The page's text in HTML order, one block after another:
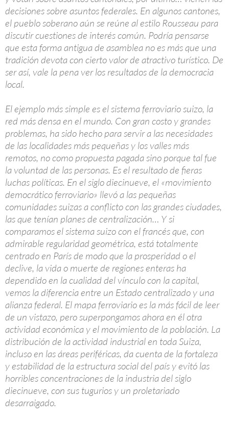
decisiones sobre asuntos federales. En algunos cantones,
el pueblo soberano aún se reúne al estilo Rousseau para
discutir cuestiones de interés común. Podría pensarse
que esta forma antigua de asamblea no es más que una
tradición devota con cierto valor de atractivo turístico. De
ser así, vale la pena ver los resultados de la democracia
local.
El ejemplo más simple es el sistema ferroviario suizo, la
red más densa en el mundo. Con gran costo y grandes
problemas, ha sido hecho para servir a las necesidades
de las localidades más pequeñas y los valles más
remotos, no como propuesta pagada sino porque tal fue
la voluntad de las personas. Es el resultado de fieras
luchas políticas. En el siglo diecinueve, el «movimiento
democrático ferroviario» llevó a las pequeñas
comunidades suizas a conflicto con las grandes ciudades,
las que tenían planes de centralización… Y si
comparamos el sistema suizo con el francés que, con
admirable regularidad geométrica, está totalmente
centrado en París de modo que la prosperidad o el
declive, la vida o muerte de regiones enteras ha
dependido en la cualidad del vínculo con la capital,
vemos la diferencia entre un Estado centralizado y una
alianza federal. El mapa ferroviario es la más fácil de leer
de un vistazo, pero superpongamos ahora en él otra
actividad económica y el movimiento de la población. La
distribución de la actividad industrial en toda Suiza,
incluso en las áreas periféricas, da cuenta de la fortaleza
y estabilidad de la estructura social del país y evitó las
horribles concentraciones de la industria del siglo
diecinueve, con sus tugurios y un proletariado
desarraigado.